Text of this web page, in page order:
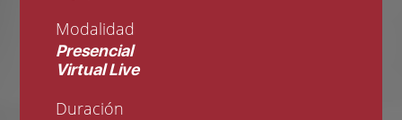
Modalidad
Presencial
Virtual Live
Duración